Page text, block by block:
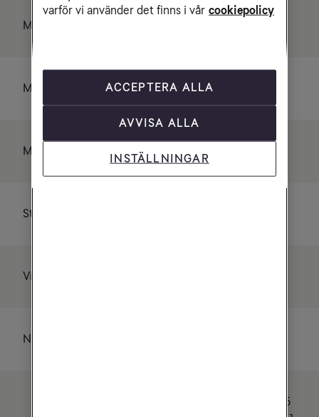
Modell
Max nedladdning 4000 Mbit/s
Max uppladdning 1200 Mbit/s
Storlek
Vikt
Nätadapter
3 st LAN-portar RJ45
varför vi använder det finns i vår cookiepolicy
ACCEPTERA ALLA
AVVISA ALLA
INSTÄLLNINGAR